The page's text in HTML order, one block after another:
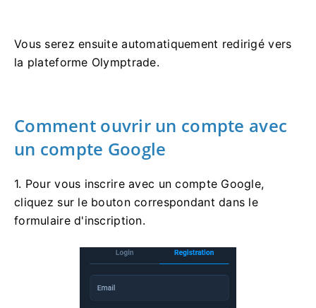
Vous serez ensuite automatiquement redirigé vers
la plateforme Olymptrade.
Comment ouvrir un compte avec
un compte Google
1. Pour vous inscrire avec un compte Google,
cliquez sur le bouton correspondant dans le
formulaire d'inscription.